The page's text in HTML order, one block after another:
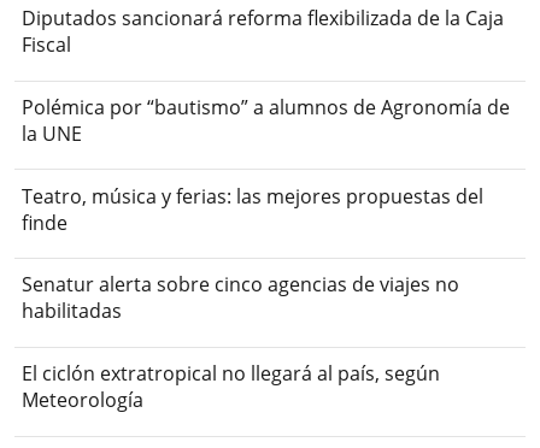
Diputados sancionará reforma flexibilizada de la Caja
Fiscal
Polémica por “bautismo” a alumnos de Agronomía de
la UNE
Teatro, música y ferias: las mejores propuestas del
finde
Senatur alerta sobre cinco agencias de viajes no
habilitadas
El ciclón extratropical no llegará al país, según
Meteorología